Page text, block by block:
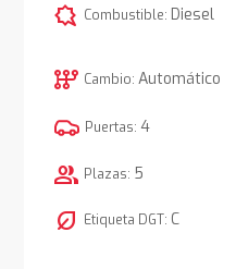
comic_bubble Combustible: Diesel
auto_transmission Cambio: Automático
Puertas: 4
group Plazas: 5
nest_eco_leaf Etiqueta DGT: C